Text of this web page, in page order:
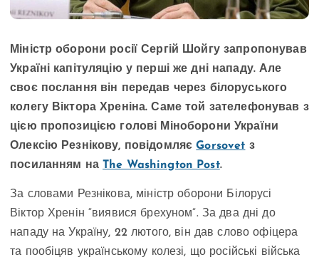
Міністр оборони росії Сергій Шойгу запропонував
Україні капітуляцію у перші же дні нападу. Але
своє послання він передав через білоруського
колегу Віктора Хреніна. Саме той зателефонував з
цією пропозицією голові Міноборони України
Олексію Резнікову, повідомляєGorsovet з
посиланням наThe Washington Post.
За словами Резнікова, міністр оборони Білорусі
Віктор Хренін “виявися брехуном”. За два дні до
нападу на Україну, 22 лютого, він дав слово офіцера
та пообіцяв українському колезі, що російські війська